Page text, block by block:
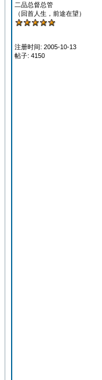
二品总督总管
（回首人生，前途在望）
注册时间: 2005-10-13
帖子: 4150